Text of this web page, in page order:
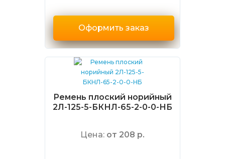
Оформить заказ
Ремень плоский норийный
2Л-125-5-БКНЛ-65-2-0-0-НБ
Цена: от 208 р.